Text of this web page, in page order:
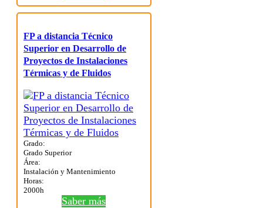
FP a distancia Técnico
Superior en Desarrollo de
Proyectos de Instalaciones
Térmicas y de Fluidos
Grado:
Grado Superior
Área:
Instalación y Mantenimiento
Horas:
2000h
Saber más